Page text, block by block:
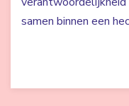
samen binnen een